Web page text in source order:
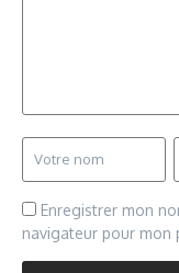
Enregistrer mon
navigateur pour mon